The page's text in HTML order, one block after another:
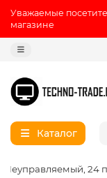
Уважаемые
магазине
Каталог
24